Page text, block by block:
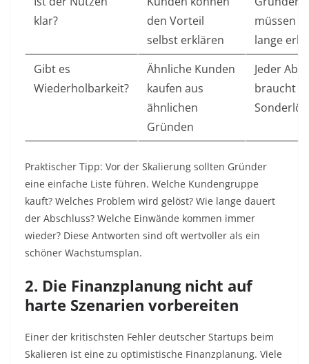
klar?
den Vorteil
selbst erklären
müssen
lange
Gibt es
Wiederholbarkeit?
Ähnliche Kunden
kaufen aus
ähnlichen
Gründen
Jeder
braucht
Praktischer Tipp: Vor der Skalierung sollten Gründer
eine einfache Liste führen. Welche Kundengruppe
kauft? Welches Problem wird gelöst? Wie lange dauert
der Abschluss? Welche Einwände kommen immer
wieder? Diese Antworten sind oft wertvoller als ein
schöner Wachstumsplan.
2. Die Finanzplanung nicht auf
harte Szenarien vorbereiten
Einer der kritischsten Fehler deutscher Startups beim
Skalieren ist eine zu optimistische Finanzplanung. Viele